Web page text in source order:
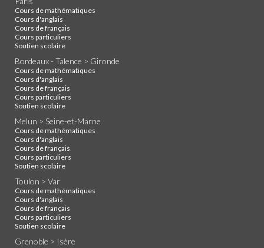
Cours de mathématiques
Cours d'anglais
Cours de français
Cours particuliers
Soutien scolaire
Bordeaux - Talence > Gironde
Cours de mathématiques
Cours d'anglais
Cours de français
Cours particuliers
Soutien scolaire
Melun > Seine-et-Marne
Cours de mathématiques
Cours d'anglais
Cours de français
Cours particuliers
Soutien scolaire
Toulon > Var
Cours de mathématiques
Cours d'anglais
Cours de français
Cours particuliers
Soutien scolaire
Grenoble > Isère